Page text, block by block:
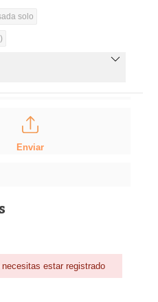
solo
Enviar
estar registrado